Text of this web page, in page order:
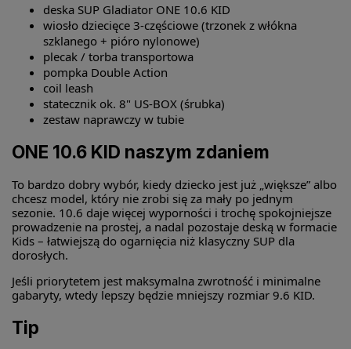
deska SUP Gladiator ONE 10.6 KID
wiosło dziecięce 3-częściowe (trzonek z włókna
szklanego + pióro nylonowe)
plecak / torba transportowa
pompka Double Action
coil leash
statecznik ok. 8" US-BOX (śrubka)
zestaw naprawczy w tubie
ONE 10.6 KID naszym zdaniem
To bardzo dobry wybór, kiedy dziecko jest już „większe” albo
chcesz model, który nie zrobi się za mały po jednym
sezonie. 10.6 daje więcej wyporności i trochę spokojniejsze
prowadzenie na prostej, a nadal pozostaje deską w formacie
Kids – łatwiejszą do ogarnięcia niż klasyczny SUP dla
dorosłych.
Jeśli priorytetem jest maksymalna zwrotność i minimalne
gabaryty, wtedy lepszy będzie mniejszy rozmiar 9.6 KID.
Tip